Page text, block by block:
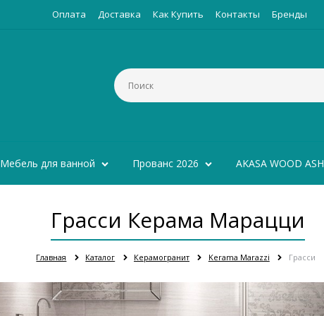
Оплата Доставка Как Купить Контакты Бренды
Мебель для ванной Прованс 2026 AKASA WOOD ASH
Грасси Керама Марацци
Главная Каталог Керамогранит Kerama Marazzi Грасси